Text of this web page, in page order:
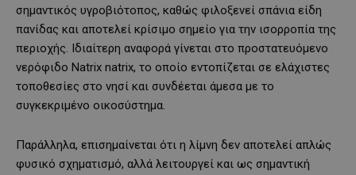
σημαντικός υγροβιότοπος, καθώς φιλοξενεί σπάνια είδη
πανίδας και αποτελεί κρίσιμο σημείο για την ισορροπία της
περιοχής. Ιδιαίτερη αναφορά γίνεται στο προστατευόμενο
νερόφιδο Natrix natrix, το οποίο εντοπίζεται σε ελάχιστες
τοποθεσίες στο νησί και συνδέεται άμεσα με το
συγκεκριμένο οικοσύστημα.
Παράλληλα, επισημαίνεται ότι η λίμνη δεν αποτελεί απλώς
φυσικό σχηματισμό, αλλά λειτουργεί και ως σημαντική